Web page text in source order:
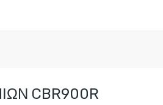
CBR900R